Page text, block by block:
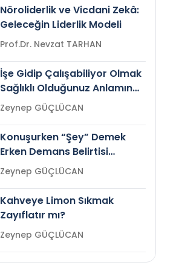
Nöroliderlik ve Vicdani Zekâ:
Geleceğin Liderlik Modeli
Prof.Dr. Nevzat TARHAN
İşe Gidip Çalışabiliyor Olmak
Sağlıklı Olduğunuz Anlamına
Gelir mi?Zeynep GÜÇLÜCAN
Konuşurken “Şey” Demek
Erken Demans Belirtisi
Olabilir mi?Zeynep GÜÇLÜCAN
Kahveye Limon Sıkmak
Zayıflatır mı?
Zeynep GÜÇLÜCAN